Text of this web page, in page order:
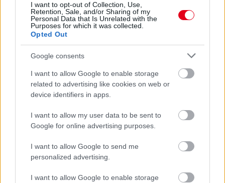
I want to opt-out of Collection, Use,
Retention, Sale, and/or Sharing of my
Personal Data that Is Unrelated with the
Purposes for which it was collected.
Opted Out
Google consents
I want to allow Google to enable storage
related to advertising like cookies on web or
device identifiers in apps.
I want to allow my user data to be sent to
Google for online advertising purposes.
I want to allow Google to send me
personalized advertising.
I want to allow Google to enable storage
második negyedévben